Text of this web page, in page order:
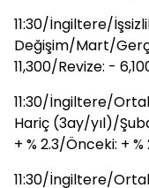
11:30/İngiltere/
Değişim/Mart/
11,300/Revize: -
11:30/İngiltere/
Hariç (3ay/yıl)/
+ % 2.3/Önceki: + %
11:30/İngiltere/